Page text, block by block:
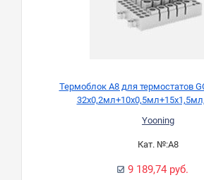
Термоблок A8 для термостатов
Yooning
Кат. №:A8
9 189,74 руб.